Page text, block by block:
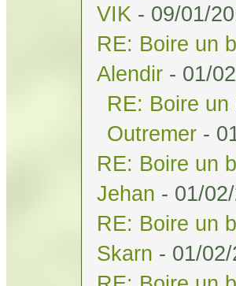
VIK - 09/01/
RE: Boire un
Alendir - 01/
RE: Boire
Outremer -
RE: Boire un
Jehan - 01/
RE: Boire un
Skarn - 01/